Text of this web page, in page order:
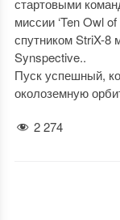
стартовыми
миссии ‘Ten Owl
спутником StriX-8
Synspective..
Пуск успешный,
околоземную
2 274